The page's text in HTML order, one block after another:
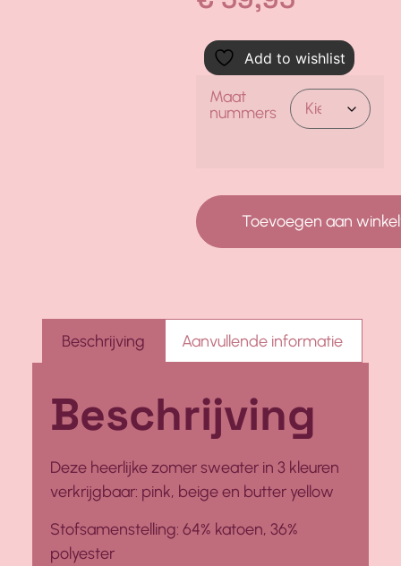
Add to wishlist
Maat
nummers
Toevoegen aan
Beschrijving Aanvullende informatie
Beschrijving
Deze heerlijke zomer sweater in 3 kleuren
verkrijgbaar: pink, beige en butter yellow
Stofsamenstelling: 64% katoen, 36%
polyester